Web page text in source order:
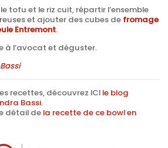
tofu et le riz cuit, répartir l’ensemble
et ajouter des cubes de fromage
Entremont.
à l’avocat et déguster.
recettes, découvrez ICI le blog
Bassi.
détail de la recette de ce bowl en